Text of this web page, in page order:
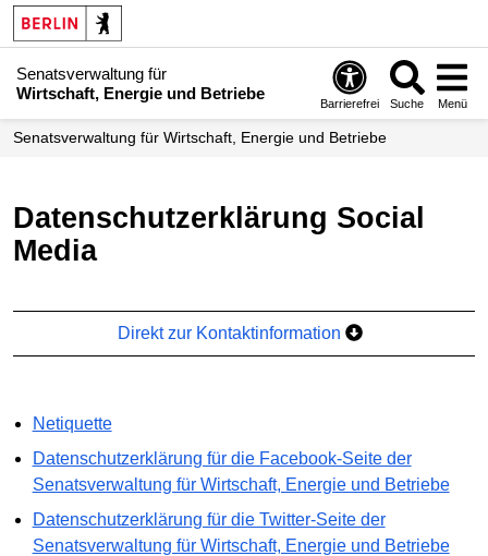
Senatsverwaltung für
Wirtschaft, Energie und Betriebe
Barrierefrei Suche Menü
Senats­verwaltung für Wirtschaft, Energie und Betriebe
Datenschutzerklärung Social
Media
Direkt zur Kontaktinformation
Netiquette
Datenschutzerklärung für die Facebook-Seite der
Senatsverwaltung für Wirtschaft, Energie und Betriebe
Datenschutzerklärung für die Twitter-Seite der
Senatsverwaltung für Wirtschaft, Energie und Betriebe